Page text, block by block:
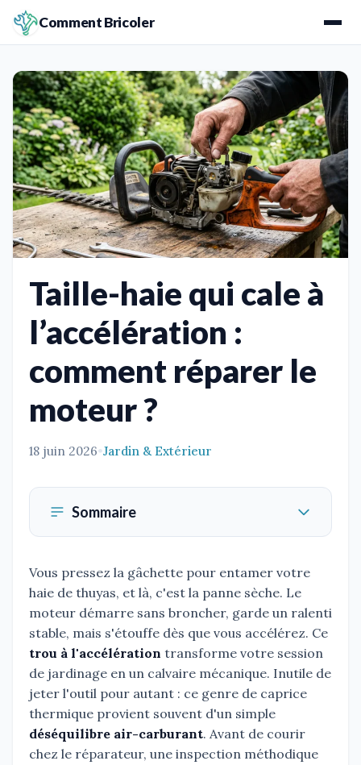
Comment Bricoler
Taille-haie qui cale à
l’accélération :
comment réparer le
moteur ?
18 juin 2026•Jardin & Extérieur
Sommaire
Vous pressez la gâchette pour entamer votre
haie de thuyas, et là, c'est la panne sèche. Le
moteur démarre sans broncher, garde un ralenti
stable, mais s'étouffe dès que vous accélérez. Ce
trou à l'accélération transforme votre session
de jardinage en un calvaire mécanique. Inutile de
jeter l'outil pour autant : ce genre de caprice
thermique provient souvent d'un simple
déséquilibre air-carburant. Avant de courir
chez le réparateur, une inspection méthodique